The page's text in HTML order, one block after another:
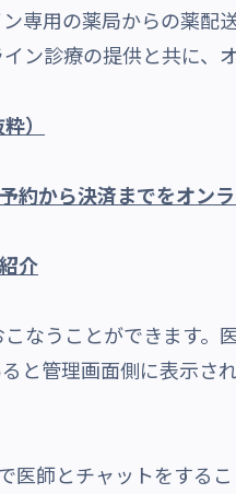
専用の薬局からの薬
ン診療の提供と共に
）
から決済までをオン
介
なうことができます。
と管理画面側に表示
師とチャットをするこ